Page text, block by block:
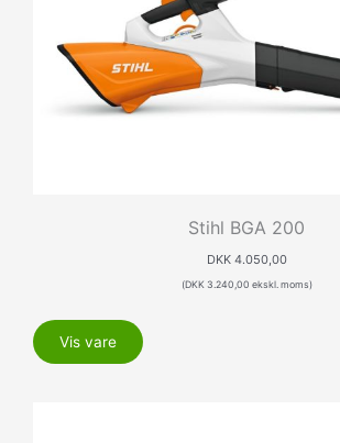
Stihl BGA 200
DKK4.050,00
(DKK3.240,00 ekskl. moms)
Vis vare